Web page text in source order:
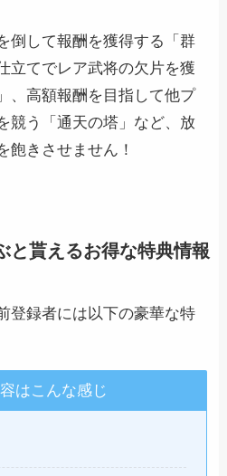
倒して報酬を獲得する「群
立てでレア武将の欠片を獲
、高額報酬を目指して他プ
競う「通天の塔」など、放
飽きさせません！
と貰えるお得な特典情報
登録者には以下の豪華な特
はこんな感じ